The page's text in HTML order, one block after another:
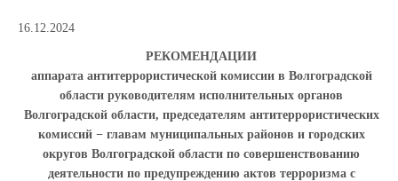
16.12.2024
РЕКОМЕНДАЦИИ
аппарата антитеррористической комиссии в Волгоградской
области руководителям исполнительных органов
Волгоградской области, председателям антитеррористических
комиссий − главам муниципальных районов и городских
округов Волгоградской области по совершенствованию
деятельности по предупреждению актов терроризма с